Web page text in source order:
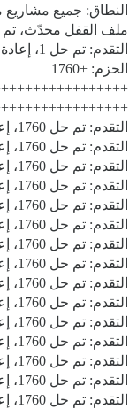
النطاق: جميع مشاريع
ملف القفل محدّث،
التقدم: تم حل 1، إعادة استخدام 0، تنزيل 0، إضافة 0
الحزم: +1760
التقدم: تم حل 1760، إعادة استخدام 0، تنزيل 0، إضافة 0
التقدم: تم حل 1760، إعادة استخدام 0، تنزيل 90، إضافة 82
التقدم: تم حل 1760، إعادة استخدام 0، تنزيل 205، إضافة 190
التقدم: تم حل 1760، إعادة استخدام 0، تنزيل 337، إضافة 330
التقدم: تم حل 1760، إعادة استخدام 0، تنزيل 372، إضافة 363
التقدم: تم حل 1760، إعادة استخدام 0، تنزيل 399، إضافة 386
التقدم: تم حل 1760، إعادة استخدام 0، تنزيل 510، إضافة 502
التقدم: تم حل 1760، إعادة استخدام 0، تنزيل 594، إضافة 592
التقدم: تم حل 1760، إعادة استخدام 0، تنزيل 677، إضافة 666
التقدم: تم حل 1760، إعادة استخدام 0، تنزيل 859، إضافة 849
التقدم: تم حل 1760، إعادة استخدام 0، تنزيل 993، إضافة 982
التقدم: تم حل 1760، إعادة استخدام 0، تنزيل 1103، إضافة 1094
التقدم: تم حل 1760، إعادة استخدام 0، تنزيل 1165، إضافة 1150
التقدم: تم حل 1760، إعادة استخدام 0، تنزيل 1181، إضافة 1165
التقدم: تم حل 1760، إعادة استخدام 0، تنزيل 1218، إضافة 1211